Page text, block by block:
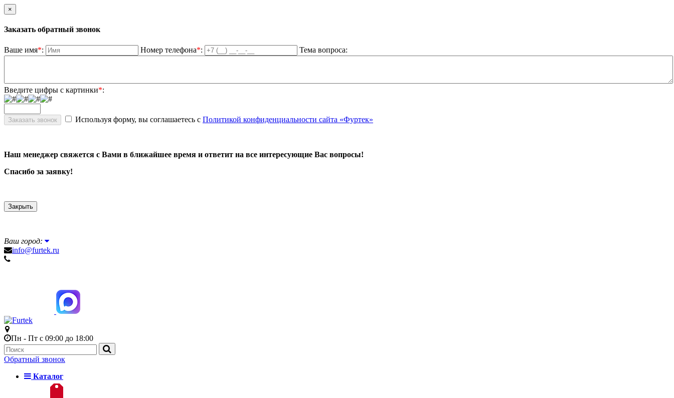
×
Заказать обратный звонок
Ваше имя*: Номер телефона*: Тема вопроса:
Введите цифры с картинки*:
Используя форму, вы соглашаетесь с Политикой конфиденциальности сайта «Фуртек»
Наш менеджер свяжется с Вами в ближайшее время и ответит на все интересующие Вас вопросы!
Спасибо за заявку!
Закрыть
Ваш город:
info@furtek.ru
Пн - Пт с 09:00 до 18:00
Обратный звонок
Каталог